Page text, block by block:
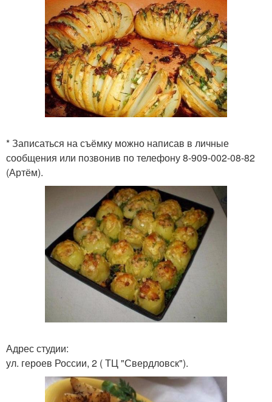
* Записаться на съёмку можно написав в личные
сообщения или позвонив по телефону 8-909-002-08-82
(Артём).
Адрес студии:
ул. героев России, 2 ( ТЦ "Свердловск").